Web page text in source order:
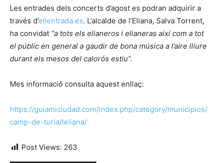
Les entrades dels concerts d’agost es podran adquirir a
través d’elientrada.es. L’alcalde de l’Eliana, Salva Torrent,
ha convidat “a tots els elianeros i elianeras així com a tot
el públic en general a gaudir de bona música a l’aire lliure
durant els mesos del calorós estiu”.
Mes informació consulta aquest enllaç:
https://guiamiciudad.com/index.php/category/municipios/
camp-de-turia/leliana/
Post Views: 263